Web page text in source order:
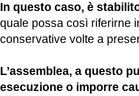
In questo caso, è
quale possa così riferirne
conservative volte a
L’assemblea, a questo
esecuzione o imporre